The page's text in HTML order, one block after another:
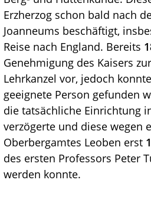
Erzherzog schon bald nach
Joanneums beschäftigt,
Reise nach England. Bereits
Genehmigung des Kaisers
Lehrkanzel vor, jedoch
geeignete Person gefunden
die tatsächliche Einrichtung
verzögerte und diese wegen
Oberbergamtes Leoben erst
des ersten Professors Peter
werden konnte.